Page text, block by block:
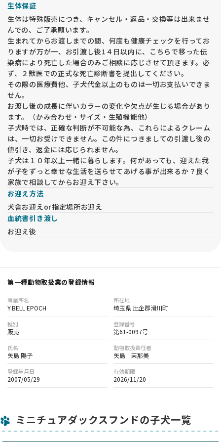
生体保証
生体は特殊販売につき、キャンセル・返品・交換等は出来ませ
んでの、ご了承願います。
生まれてからお渡しまでの間、何度も健康チェックを行ってお
りますが万が一、お引渡し後1４日以内に、こちらで移った伝
染病により死亡した場合のみご相談に応じさせて頂きます。必
ず、２獣医での正式な死亡診断書を提出してください。
その際の医療費他、子犬代金以上のものは一切お支払いできま
せん。
お渡し後の成長に伴いカラーの変化や欠点が生じる場合があり
ます。（かみ合わせ・サイズ・生殖機能他）
子犬時では、正確な判断が不可能な為、これらによるクレーム
は、一切お受けできません。この件につきましての引渡し後の
値引き、返金には応じられません。
子犬は１０年以上一緒に暮らします。何があっても、迎えた我
が子をずっと幸せな生活を送らせてあげる事が出来るか？良く
家族で相談してからお迎え下さい。
お迎え方法
犬舎お迎えor指定場所お迎え
血統書引き渡し
お迎え後
第一種動物取扱業の登録情報
事業所名
Y.BELL EPOCH
所在地
埼玉県 比企郡滑川町
種別
販売
登録番号
第61-0097号
氏名
矢島 陽子
動物取扱責任者
矢島 茉那美
登録年月日
2007/05/29
有効期限
2026/11/20
ミニチュアダックスフンドの子犬一覧